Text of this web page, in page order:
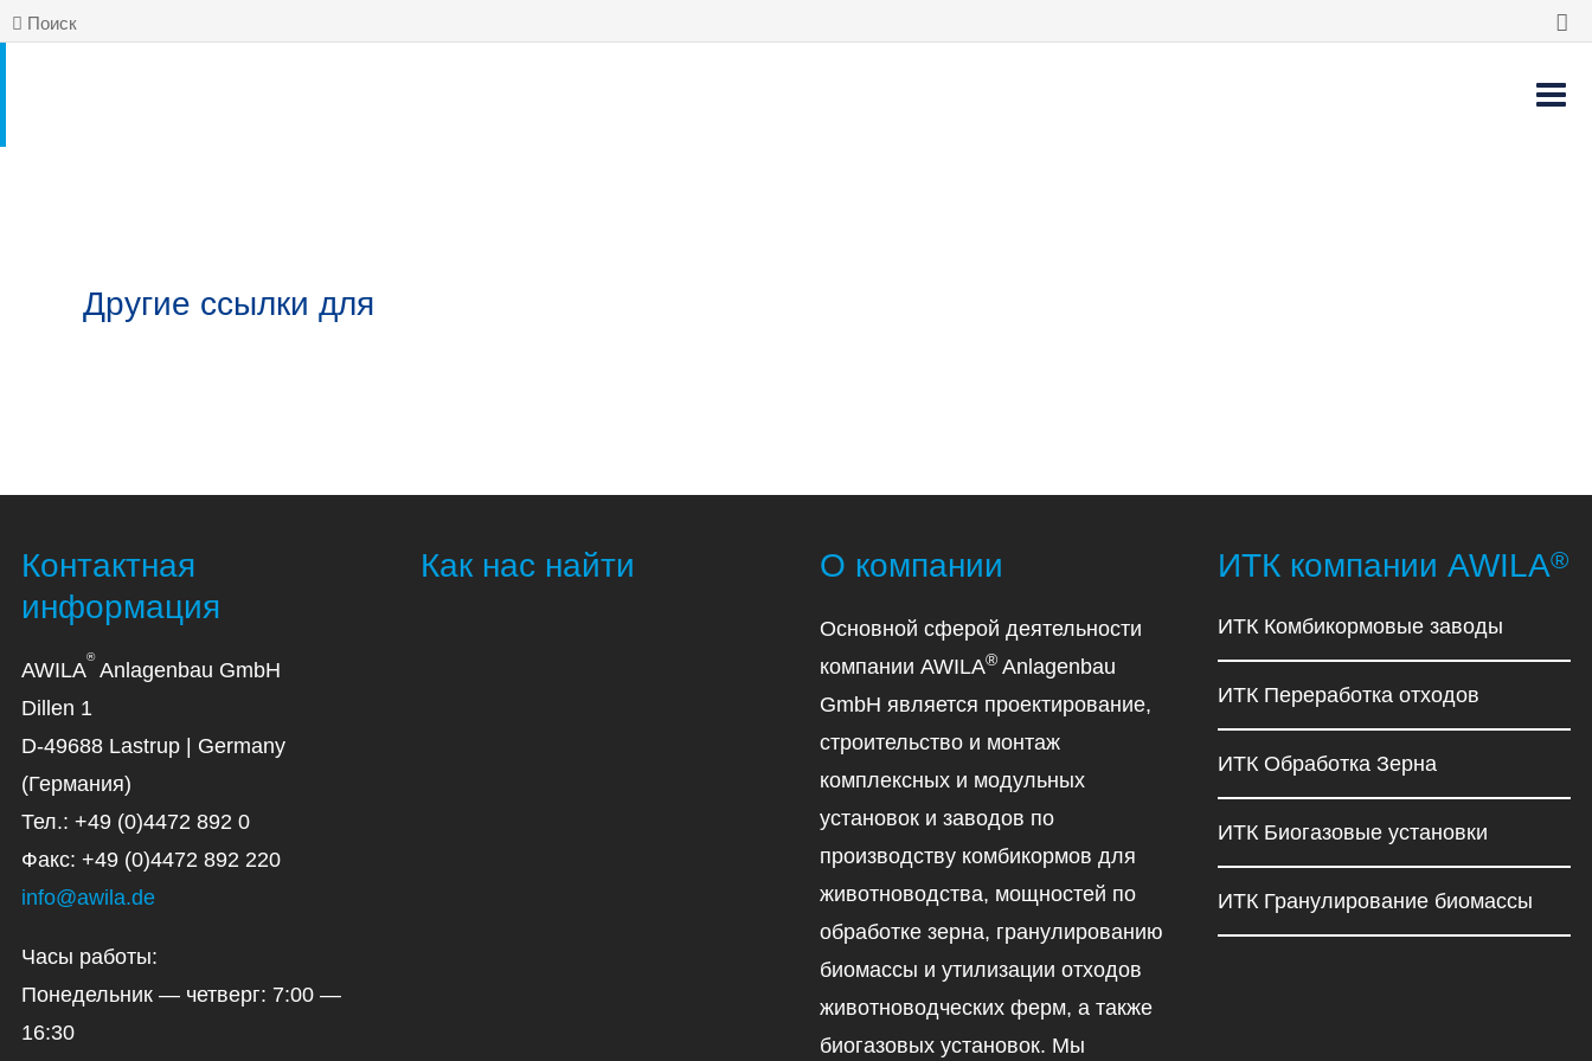
Поиск
Другие ссылки для
Контактная
информация
AWILA
®
Anlagenbau GmbH
Dillen 1
D-49688 Lastrup | Germany
(Германия)
Тел.: +49 (0)4472 892 0
Факс: +49 (0)4472 892 220
info@awila.de
Часы работы:
Понедельник — четверг: 7:00 —
16:30
Как нас найти О компании
Основной сферой деятельности
компании AWILA®Anlagenbau
GmbH является проектирование,
строительство и монтаж
комплексных и модульных
установок и заводов по
производству комбикормов для
животноводства, мощностей по
обработке зерна, гранулированию
биомассы и утилизации отходов
животноводческих ферм, а также
биогазовых установок. Мы
ИТК компании AWILA®
ИТК Комбикормовые заводы
ИТК Переработка отходов
ИТК Обработка Зерна
ИТК Биогазовые установки
ИТК Гранулирование биомассы